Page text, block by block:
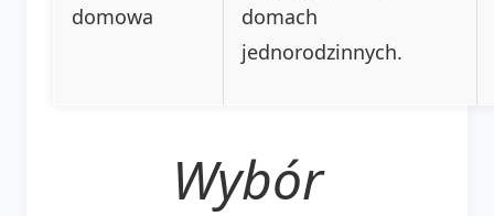
domowa
domach
jednorodzinnych.
Wybór